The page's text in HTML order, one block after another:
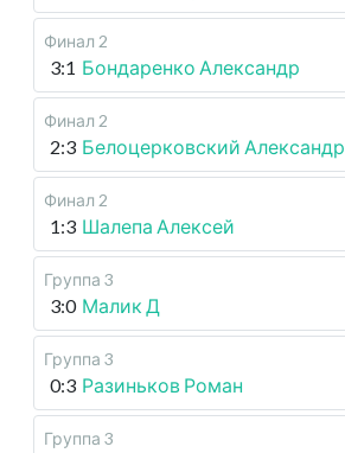
Финал 2
3:1 Бондаренко Александр
Финал 2
2:3 Белоцерковский Александр
Финал 2
1:3 Шалепа Алексей
Группа 3
3:0 Малик Д
Группа 3
0:3 Разиньков Роман
Группа 3